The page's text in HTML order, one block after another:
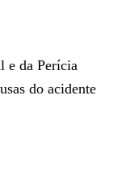
e da Perícia
do acidente